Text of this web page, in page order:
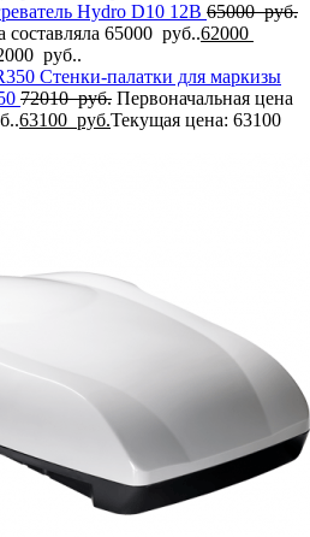
Hydro D10 12В 65000руб.
составляла 65000 руб..62000
руб..
Стенки-палатки для маркизы
72010руб. Первоначальная цена
63100 руб.Текущая цена: 63100